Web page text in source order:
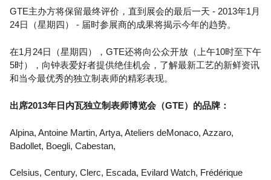
GTE主办方将保留最终评价，直到展会的最后一天 - 2013年1月
24日（星期四） - 届时参展商的成果将揭示今年的趋势。
在1月24日（星期四），GTE还将向公众开放（上午10时至下午
5时），向钟表爱好者提供绝佳机会，了解最新工艺的新鲜资讯
和当今最优秀的独立制表师的精彩表现。
出席2013年日内瓦独立制表师博览会（GTE）的品牌：
Alpina, Antoine Martin, Artya, Ateliers deMonaco, Azzaro,
Badollet, Boegli, Cabestan,
Celsius, Century, Clerc, Escada, Evilard Watch, Frédérique